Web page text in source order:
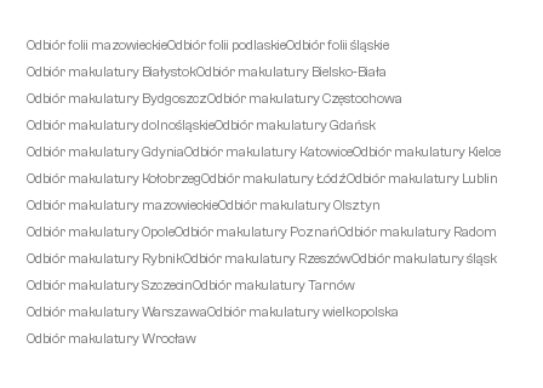
Odbiór folii mazowieckieOdbiór folii podlaskieOdbiór folii śląskie
Odbiór makulatury BiałystokOdbiór makulatury Bielsko-Biała
Odbiór makulatury BydgoszczOdbiór makulatury Częstochowa
Odbiór makulatury dolnośląskieOdbiór makulatury Gdańsk
Odbiór makulatury GdyniaOdbiór makulatury KatowiceOdbiór makulatury Kielce
Odbiór makulatury KołobrzegOdbiór makulatury ŁódźOdbiór makulatury Lublin
Odbiór makulatury mazowieckieOdbiór makulatury Olsztyn
Odbiór makulatury OpoleOdbiór makulatury PoznańOdbiór makulatury Radom
Odbiór makulatury RybnikOdbiór makulatury RzeszówOdbiór makulatury śląsk
Odbiór makulatury SzczecinOdbiór makulatury Tarnów
Odbiór makulatury WarszawaOdbiór makulatury wielkopolska
Odbiór makulatury Wrocław